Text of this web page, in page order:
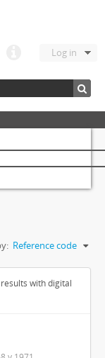
Log in
Reference code
with digital